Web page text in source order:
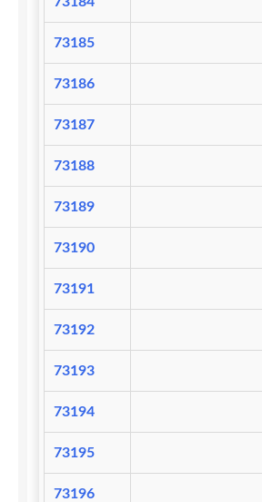
73185
73186
73187
73188
73189
73190
73191
73192
73193
73194
73195
73196